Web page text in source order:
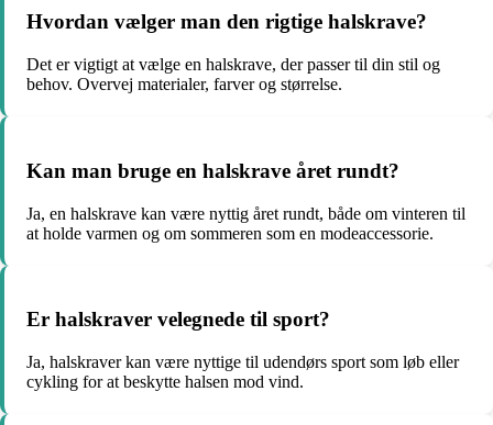
Hvordan vælger man den rigtige halskrave?
Det er vigtigt at vælge en halskrave, der passer til din stil og
behov. Overvej materialer, farver og størrelse.
Kan man bruge en halskrave året rundt?
Ja, en halskrave kan være nyttig året rundt, både om vinteren til
at holde varmen og om sommeren som en modeaccessorie.
Er halskraver velegnede til sport?
Ja, halskraver kan være nyttige til udendørs sport som løb eller
cykling for at beskytte halsen mod vind.